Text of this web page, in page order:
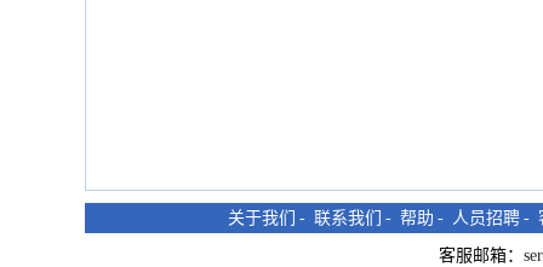
关于我们 - 联系我们 - 帮助 - 人员招聘 -
客服邮箱：